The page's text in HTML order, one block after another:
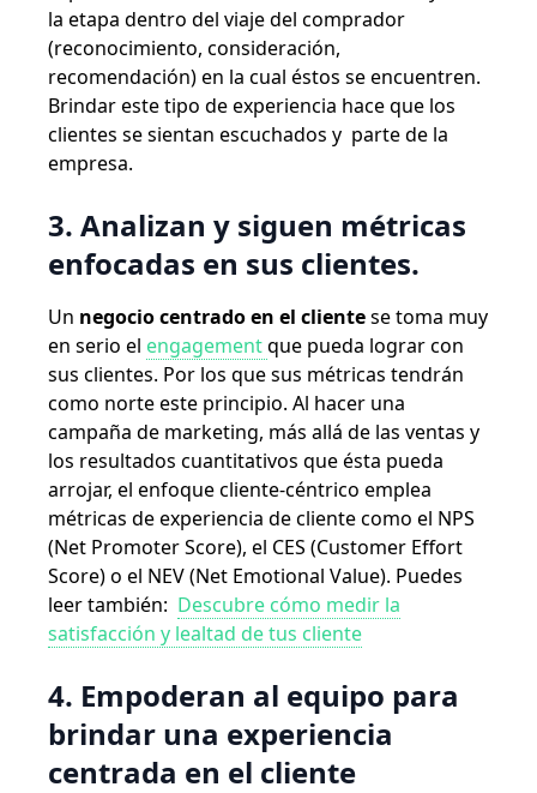
la etapa dentro del viaje del comprador
(reconocimiento, consideración,
recomendación) en la cual éstos se encuentren.
Brindar este tipo de experiencia hace que los
clientes se sientan escuchados y parte de la
empresa.
3. Analizan y siguen métricas
enfocadas en sus clientes.
Un negocio centrado en el clientese toma muy
en serio el engagementque pueda lograr con
sus clientes. Por los que sus métricas tendrán
como norte este principio. Al hacer una
campaña de marketing, más allá de las ventas y
los resultados cuantitativos que ésta pueda
arrojar, el enfoque cliente-céntrico emplea
métricas de experiencia de cliente como el NPS
(Net Promoter Score), el CES (Customer Effort
Score) o el NEV (Net Emotional Value). Puedes
leer también: Descubre cómo medir la
satisfacción y lealtad de tus cliente
4. Empoderan al equipo para
brindar una experiencia
centrada en el cliente